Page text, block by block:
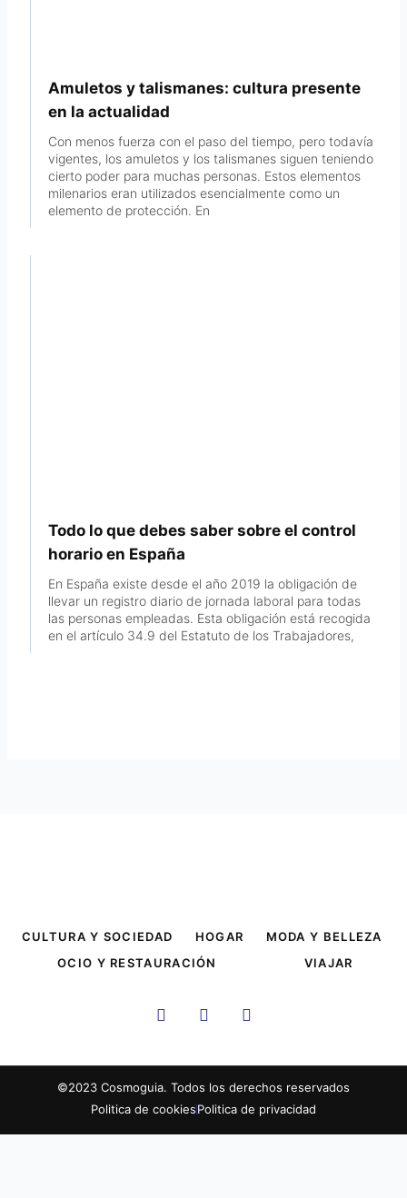
Amuletos y talismanes: cultura presente
en la actualidad
Con menos fuerza con el paso del tiempo, pero todavía
vigentes, los amuletos y los talismanes siguen teniendo
cierto poder para muchas personas. Estos elementos
milenarios eran utilizados esencialmente como un
elemento de protección. En
Todo lo que debes saber sobre el control
horario en España
En España existe desde el año 2019 la obligación de
llevar un registro diario de jornada laboral para todas
las personas empleadas. Esta obligación está recogida
en el artículo 34.9 del Estatuto de los Trabajadores,
CULTURA Y SOCIEDAD HOGAR
MODA Y BELLEZA
OCIO Y RESTAURACIÓN
VIAJAR
F
e
o
o
T
t
e
r
I
t
g
r
©2023 Cosmoguia. Todos los derechos reservados
Politica de cookiesPolitica de privacidad